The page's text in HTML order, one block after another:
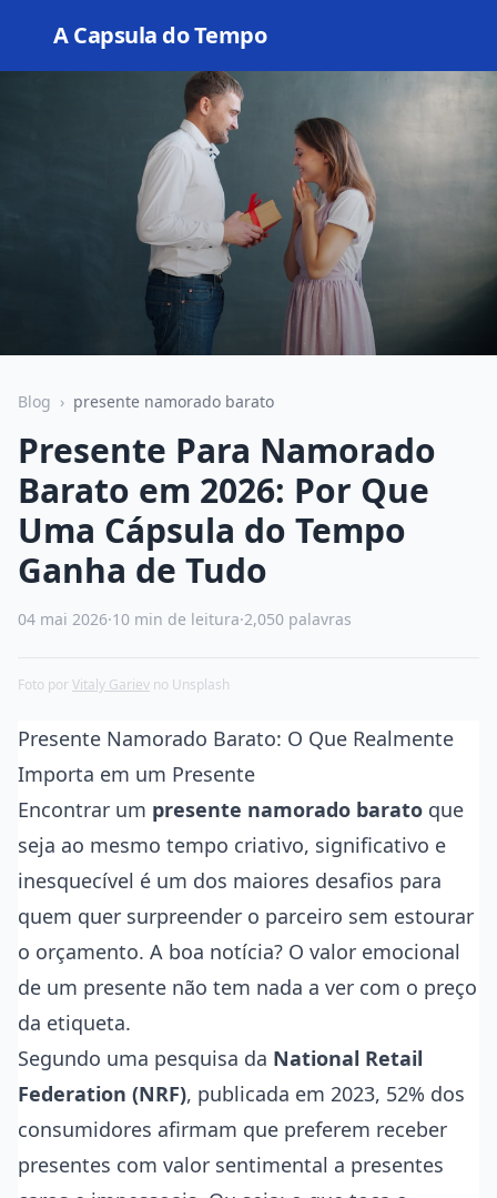
A Capsula do Tempo
Blog › presente namorado barato
Presente Para Namorado
Barato em 2026: Por Que
Uma Cápsula do Tempo
Ganha de Tudo
04 mai 2026·10 min de leitura·2,050 palavras
Foto porVitaly Gariev no Unsplash
Presente Namorado Barato: O Que Realmente
Importa em um Presente
Encontrar um presente namorado barato que
seja ao mesmo tempo criativo, significativo e
inesquecível é um dos maiores desafios para
quem quer surpreender o parceiro sem estourar
o orçamento. A boa notícia? O valor emocional
de um presente não tem nada a ver com o preço
da etiqueta.
Segundo uma pesquisa da National Retail
Federation (NRF), publicada em 2023, 52% dos
consumidores afirmam que preferem receber
presentes com valor sentimental a presentes